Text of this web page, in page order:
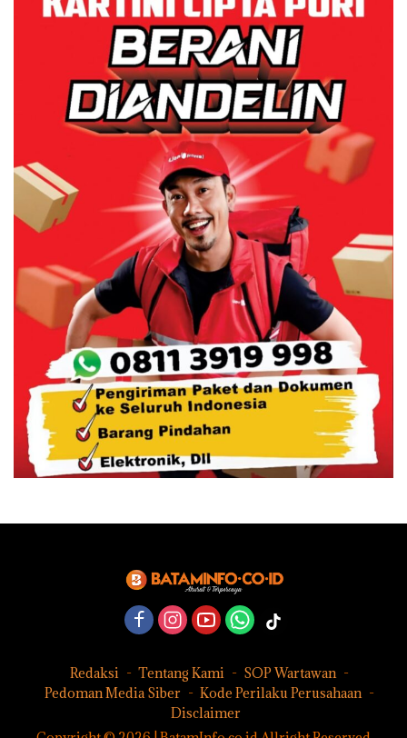
Redaksi Tentang Kami
SOP Wartawan
Pedoman Media Siber
Kode Perilaku Perusahaan
Disclaimer